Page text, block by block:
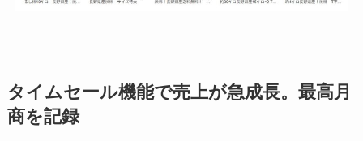
タイムセール機能で売上が急成長。最高月
商を記録